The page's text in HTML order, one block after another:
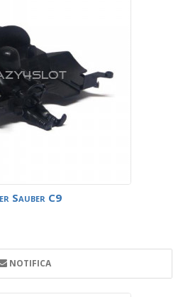
Sauber C9
NOTIFICA